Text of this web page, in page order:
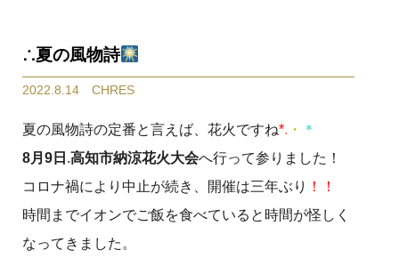
∴夏の風物詩
2022.8.14 CHRES
夏の風物詩の定番と言えば、花火ですね*. ・
＊
8月9日 .高知市納涼花火大会へ行って参りました！
コロナ禍により中止が続き、開催は三年ぶり
！！
時間までイオンでご飯を食べていると時間が怪しく
なってきました。